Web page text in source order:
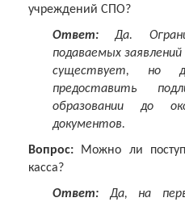
учреждений СПО?
Ответ: Да.
подаваемых
существует, но
предоставить
образовании до
документов.
Вопрос: Можно ли
касса?
Ответ: Да, на